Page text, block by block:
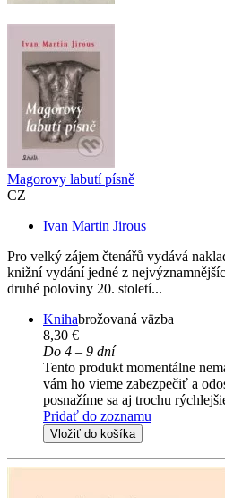
Magorovy labutí písně
CZ
Ivan Martin Jirous
Pro velký zájem čtenářů vydává
knižní vydání jedné z
druhé poloviny 20. století...
Knihabrožovaná väzba
8,30 €
Do 4 – 9 dní
Tento produkt momentálne
vám ho vieme zabezpečiť a
posnažíme sa aj trochu
Pridať do zoznamu
Vložiť do košíka